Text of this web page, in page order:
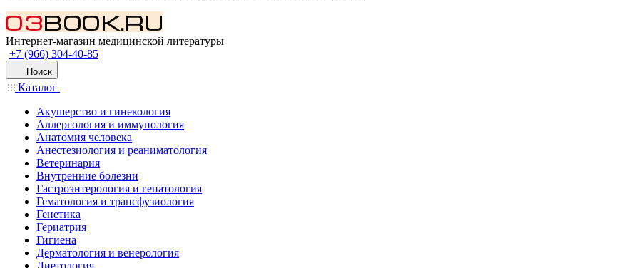
Интернет-магазин медицинской литературы
+7 (966) 304-40-85
Поиск
Каталог
Акушерство и гинекология
Аллергология и иммунология
Анатомия человека
Анестезиология и реаниматология
Ветеринария
Внутренние болезни
Гастроэнтерология и гепатология
Гематология и трансфузиология
Генетика
Гериатрия
Гигиена
Дерматология и венерология
Диетология